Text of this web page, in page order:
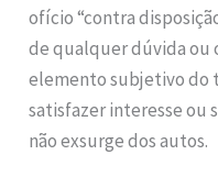
ofício “contra
de qualquer dúvida ou
elemento subjetivo do
satisfazer interesse ou
não exsurge dos autos.